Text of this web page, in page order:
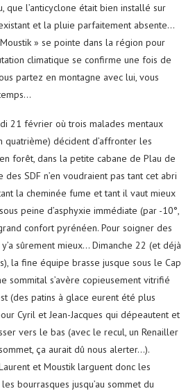
que l’anticyclone était bien installé sur
et la pluie parfaitement absente…
» se pointe dans la région pour
climatique se confirme une fois de
partez en montagne avec lui, vous
21 février où trois malades mentaux
quatrième) décident d’affronter les
forêt, dans la petite cabane de Plau de
des SDF n’en voudraient pas tant cet abri
la cheminée fume et tant il vaut mieux
peine d’asphyxie immédiate (par -10°,
confort pyrénéen. Pour soigner des
sûrement mieux… Dimanche 22 (et déjà
la fine équipe brasse jusque sous le Cap
sommital s’avère copieusement vitrifié
(des patins à glace eurent été plus
Cyril et Jean-Jacques qui dépeautent et
vers le bas (avec le recul, un Renailler
ça aurait dû nous alerter…).
et Moustik larguent donc les
bourrasques jusqu’au sommet du